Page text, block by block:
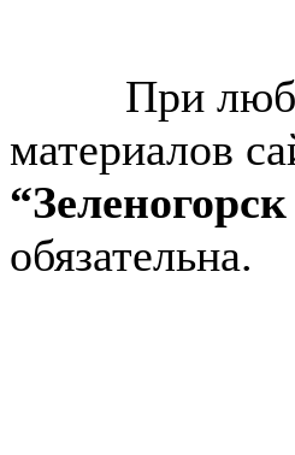
При
материалов
обязательна.